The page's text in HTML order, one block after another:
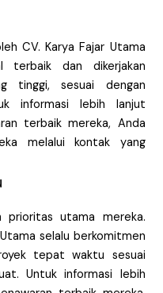
CV. Karya Fajar Utama
terbaik dan dikerjakan
tinggi, sesuai dengan
informasi lebih lanjut
terbaik mereka, Anda
melalui kontak yang
prioritas utama mereka.
selalu berkomitmen
tepat waktu sesuai
Untuk informasi lebih